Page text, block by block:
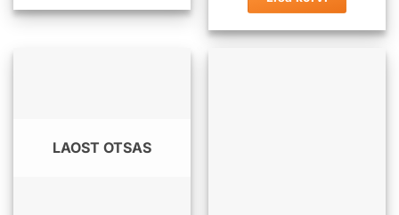
tootel
tootelehel.
LAOST OTSAS